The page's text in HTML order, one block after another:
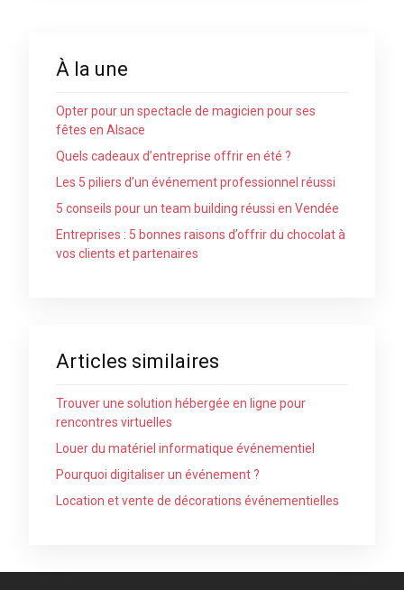
À la une
Opter pour un spectacle de magicien pour ses
fêtes en Alsace
Quels cadeaux d’entreprise offrir en été ?
Les 5 piliers d’un événement professionnel réussi
5 conseils pour un team building réussi en Vendée
Entreprises : 5 bonnes raisons d’offrir du chocolat à
vos clients et partenaires
Articles similaires
Trouver une solution hébergée en ligne pour
rencontres virtuelles
Louer du matériel informatique événementiel
Pourquoi digitaliser un événement ?
Location et vente de décorations événementielles